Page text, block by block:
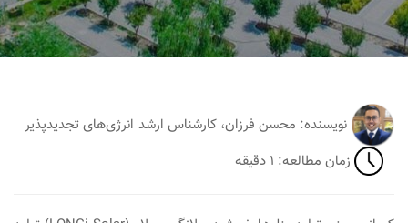
نویسنده: محسن فرزان، کارشناس ارشد انرژی‌های تجدیدپذیر
زمان مطالعه: ۱ دقیقه